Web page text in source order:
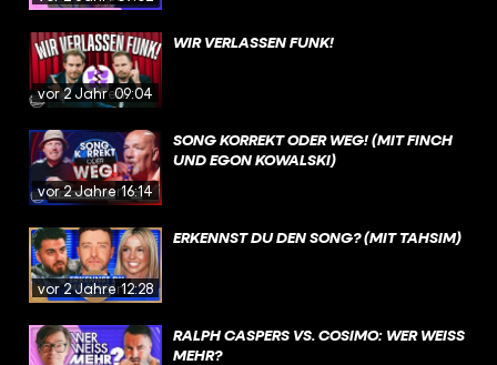
vor 2 Jahren09:04
WIR VERLASSEN FUNK!
vor 2 Jahren16:14
SONG KORREKT ODER WEG! (MIT FINCH
UND EGON KOWALSKI)
vor 2 Jahren12:28
ERKENNST DU DEN SONG? (MIT TAHSIM)
RALPH CASPERS VS. COSIMO: WER WEISS M
EHR?